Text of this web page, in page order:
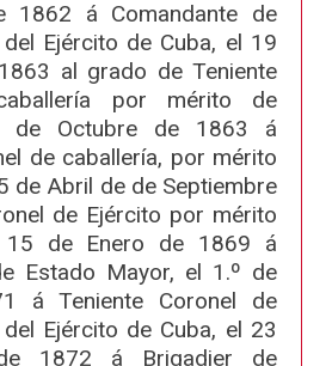
1862 á Comandante de
Ejército de Cuba, el 19
al grado de Teniente
por mérito de
de Octubre de 1863 á
de caballería, por mérito
de Abril de de Septiembre
de Ejército por mérito
de Enero de 1869 á
Estado Mayor, el 1.º de
á Teniente Coronel de
Ejército de Cuba, el 23
1872 á Brigadier de